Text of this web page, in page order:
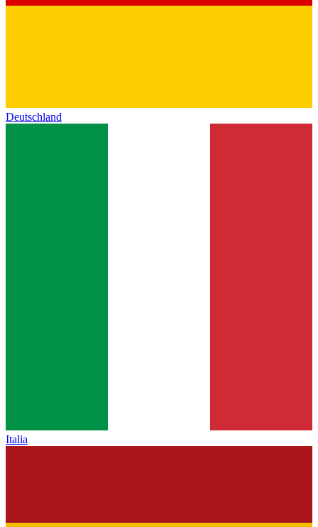
Deutschland
Italia